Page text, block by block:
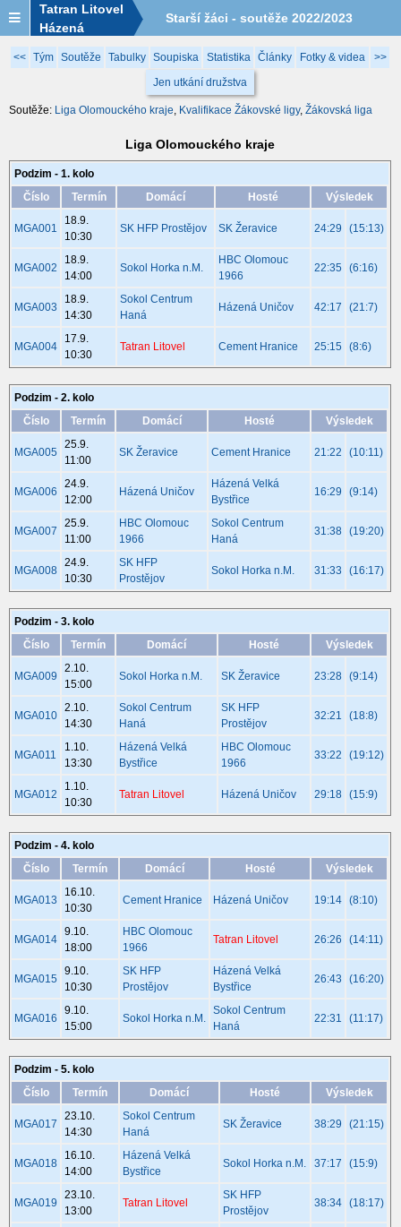
Tatran Litovel
Házená
Starší žáci - soutěže 2022/2023
<< Tým Soutěže Tabulky Soupiska Statistika Články Fotky & videa
>>
Jen utkání družstva
Soutěže: Liga Olomouckého kraje, Kvalifikace Žákovské ligy, Žákovská liga
Liga Olomouckého kraje
Podzim - 1. kolo
Číslo
Termín Domácí Hosté Výsledek
MGA001
18.9.
10:30
SK HFP Prostějov SK Žeravice 24:29 (15:13)
MGA002
18.9.
14:00
Sokol Horka n.M.
HBC Olomouc
1966
22:35 (6:16)
MGA003
18.9.
14:30
Sokol Centrum
Haná
Házená Uničov 42:17 (21:7)
MGA004
17.9.
10:30
Tatran Litovel Cement Hranice 25:15 (8:6)
Podzim - 2. kolo
Číslo
Termín Domácí Hosté Výsledek
MGA005
25.9.
11:00
SK Žeravice Cement Hranice 21:22 (10:11)
MGA006
24.9.
12:00
Házená Uničov
Házená Velká
Bystřice
16:29 (9:14)
MGA007
25.9.
11:00
HBC Olomouc
1966
Sokol Centrum
Haná
31:38 (19:20)
MGA008
24.9.
10:30
SK HFP
Prostějov
Sokol Horka n.M. 31:33 (16:17)
Podzim - 3. kolo
Číslo
Termín Domácí Hosté Výsledek
MGA009
2.10.
15:00
Sokol Horka n.M. SK Žeravice 23:28 (9:14)
MGA010
2.10.
14:30
Sokol Centrum
Haná
SK HFP
Prostějov
32:21 (18:8)
MGA011
1.10.
13:30
Házená Velká
Bystřice
HBC Olomouc
1966
33:22 (19:12)
MGA012
1.10.
10:30
Tatran Litovel Házená Uničov 29:18 (15:9)
Podzim - 4. kolo
Číslo
Termín Domácí Hosté Výsledek
MGA013
16.10.
10:30
Cement Hranice Házená Uničov 19:14 (8:10)
MGA014
9.10.
18:00
HBC Olomouc
1966
Tatran Litovel 26:26 (14:11)
MGA015
9.10.
10:30
SK HFP
Prostějov
Házená Velká
Bystřice
26:43 (16:20)
MGA016
9.10.
15:00
Sokol Horka n.M.
Sokol Centrum
Haná
22:31 (11:17)
Podzim - 5. kolo
Číslo
Termín Domácí Hosté Výsledek
MGA017
23.10.
14:30
Sokol Centrum
Haná
SK Žeravice 38:29 (21:15)
MGA018
16.10.
14:00
Házená Velká
Bystřice
Sokol Horka n.M. 37:17 (15:9)
MGA019
23.10.
13:00
Tatran Litovel
SK HFP
Prostějov
38:34 (18:17)